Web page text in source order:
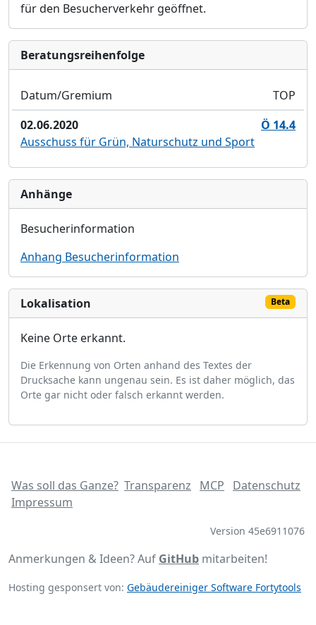
für den Besucherverkehr geöffnet.
Bera­tungs­reihen­folge
Datum/Gremium
TOP
02.06.2020
Ö 14.4
Ausschuss für Grün, Naturschutz und Sport
Anhänge
Besucherinformation
Anhang Besucherinformation
Lokalisation Beta
Keine Orte erkannt.
Die Erkennung von Orten anhand des Textes der
Drucksache kann ungenau sein. Es ist daher möglich, das
Orte gar nicht oder falsch erkannt werden.
Was soll das Ganze? Transparenz MCP
Datenschutz
Impressum
Version 45e6911076
Anmerkungen & Ideen? Auf GitHub mitarbeiten!
Hosting gesponsert von: Gebäudereiniger Software Fortytools